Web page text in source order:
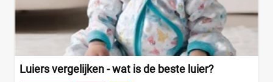
Luiers vergelijken - wat is de beste luier?